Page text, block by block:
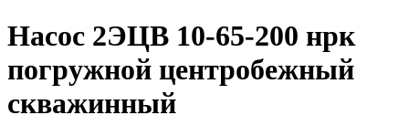
Насос 2ЭЦВ 10-65-200 нрк
погружной центробежный
скважинный